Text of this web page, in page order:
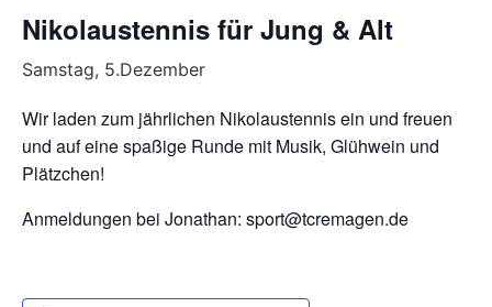
Nikolaustennis für Jung & Alt
Samstag, 5.Dezember
Wir laden zum jährlichen Nikolaustennis ein und freuen
und auf eine spaßige Runde mit Musik, Glühwein und
Plätzchen!
Anmeldungen bei Jonathan: sport@tcremagen.de